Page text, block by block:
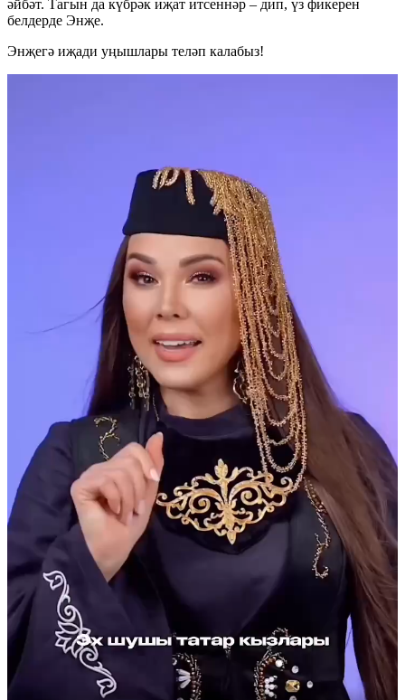
әйбәт. Тагын да күбрәк иҗат итсеннәр – дип, үз фикерен
белдерде Энҗе.
Энҗегә иҗади уңышлары теләп калабыз!